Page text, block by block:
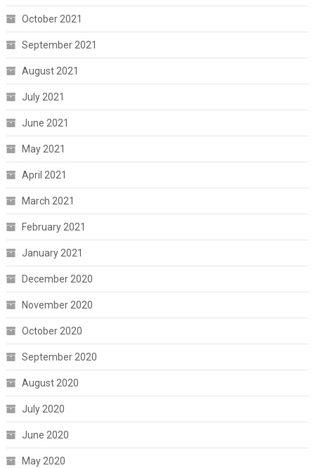
October 2021
September 2021
August 2021
July 2021
June 2021
May 2021
April 2021
March 2021
February 2021
January 2021
December 2020
November 2020
October 2020
September 2020
August 2020
July 2020
June 2020
May 2020